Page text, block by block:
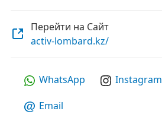
Перейти на Сайт
activ-lombard.kz/
WhatsApp Instagram
Email